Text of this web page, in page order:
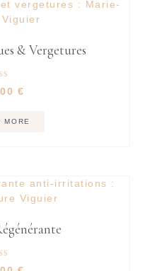
& Vergetures
of 5
€
MORE